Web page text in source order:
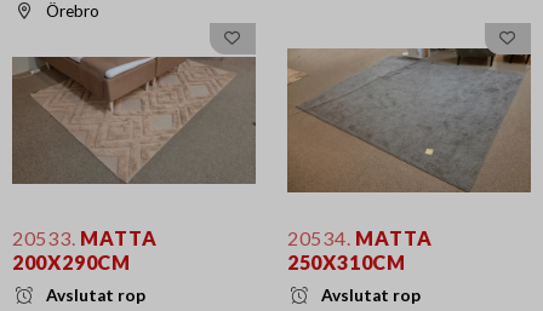
Örebro
20533. MATTA
200X290CM
Avslutat rop
20534. MATTA
250X310CM
Avslutat rop